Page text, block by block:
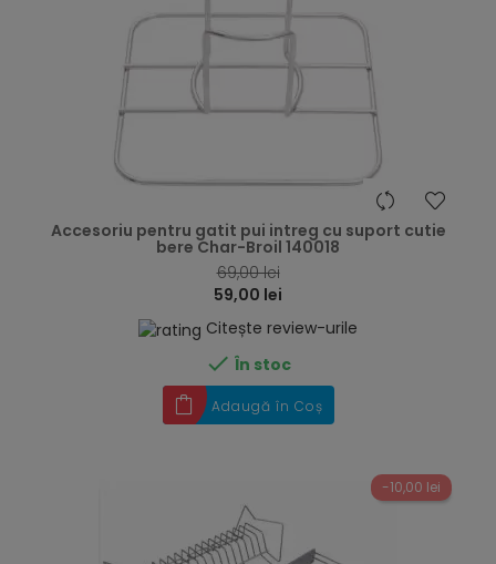
Accesoriu pentru gatit pui intreg cu suport cutie
bere Char-Broil 140018
69,00 lei
59,00 lei
Citește review-urile
 În stoc
Adaugă în Coș
-10,00 lei